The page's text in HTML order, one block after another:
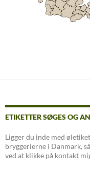
ETIKETTER SØGES OG
Ligger du inde med
bryggerierne i Danmark,
ved at klikke på kontakt